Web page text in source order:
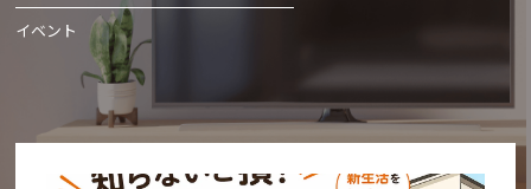
イベント